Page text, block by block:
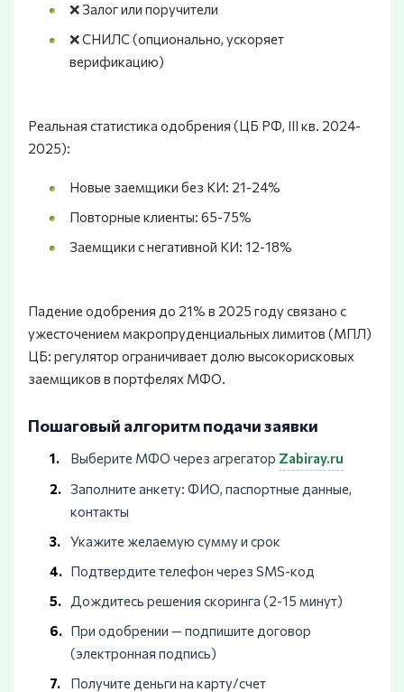
❌ Залог или поручители
❌ СНИЛС (опционально, ускоряет
верификацию)
Реальная статистика одобрения (ЦБ РФ, III кв. 2024-
2025):
Новые заемщики без КИ: 21-24%
Повторные клиенты: 65-75%
Заемщики с негативной КИ: 12-18%
Падение одобрения до 21% в 2025 году связано с
ужесточением макропруденциальных лимитов (МПЛ)
ЦБ: регулятор ограничивает долю высокорисковых
заемщиков в портфелях МФО.
Пошаговый алгоритм подачи заявки
Выберите МФО через агрегатор Zabiray.ru
Заполните анкету: ФИО, паспортные данные,
контакты
Укажите желаемую сумму и срок
Подтвердите телефон через SMS-код
Дождитесь решения скоринга (2-15 минут)
При одобрении — подпишите договор
(электронная подпись)
Получите деньги на карту/счет